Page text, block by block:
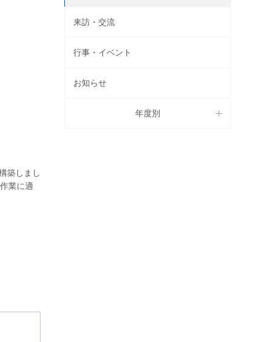
築しまし
業に適
来訪・交流
行事・イベント
お知らせ
年度別